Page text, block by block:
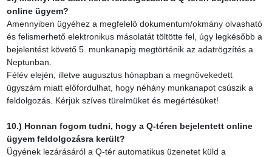
online ügyem?
Amennyiben ügyéhez a megfelelő dokumentum/okmány olvasható
és felismerhető elektronikus másolatát töltötte fel, úgy legkésőbb a
bejelentést követő 5. munkanapig megtörténik az adatrögzítés a
Neptunban.
Félév elején, illetve augusztus hónapban a megnövekedett
ügyszám miatt előfordulhat, hogy néhány munkanapot csúszik a
feldolgozás. Kérjük szíves türelmüket és megértésüket!
10.) Honnan fogom tudni, hogy a Q-téren bejelentett online
ügyem feldolgozásra került?
Ügyének lezárásáról a Q-tér automatikus üzenetet küld a